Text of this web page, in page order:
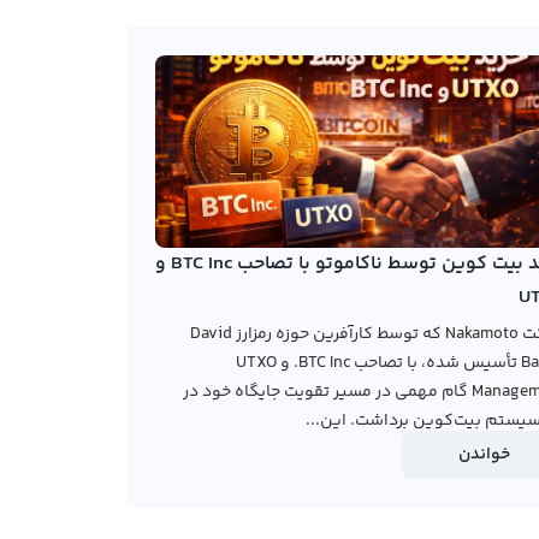
خرید بیت کوین توسط ناکاموتو با تصاحب BTC Inc و
شرکت Nakamoto که توسط کارآفرین حوزه رمزارز David
Bailey تأسیس شده، با تصاحب BTC Inc. و UTXO
Management گام مهمی در مسیر تقویت جایگاه خود در
بیت‌کوین برداشت. این...
خواندن